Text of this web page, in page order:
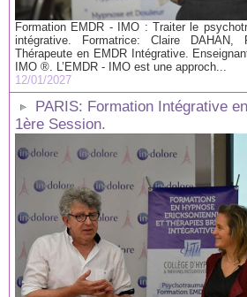
Formation EMDR - IMO : Traiter le
intégrative. Formatrice: Claire DAHAN,
Thérapeute en EMDR Intégrative.
IMO ®. L’EMDR - IMO est une approch...
12/01/2027
PARIS: Formation Intégrative
1ère Session.